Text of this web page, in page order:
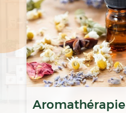
Aromathérapie